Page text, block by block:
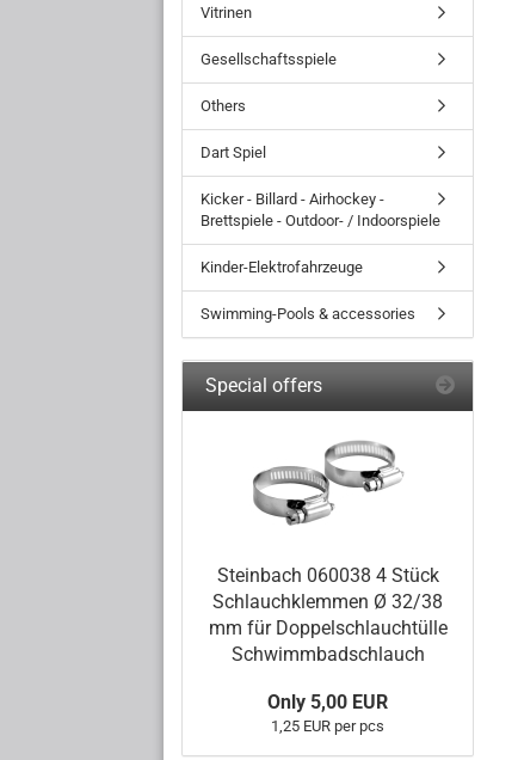
Vitrinen
Gesellschaftsspiele
Others
Dart Spiel
Kicker - Billard - Airhockey -
Brettspiele - Outdoor- / Indoorspiele
Kinder-Elektrofahrzeuge
Swimming-Pools & accessories
Special offers
Steinbach 060038 4 Stück
Schlauchklemmen Ø 32/38
mm für Doppelschlauchtülle
Schwimmbadschlauch
Only 5,00 EUR
1,25 EUR per pcs